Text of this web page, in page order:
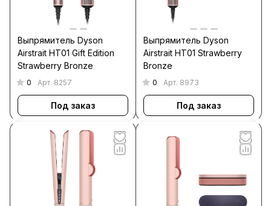
Выпрямитель Dyson
Airstrait HT01 Gift Edition
Strawberry Bronze
0 Арт. 8257
Под заказ
Выпрямитель Dyson
Airstrait HT01 Strawberry
Bronze
0 Арт. 8973
Под заказ